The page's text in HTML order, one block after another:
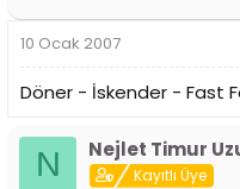
10 Ocak 2007
Döner - İskender - Fast
N Nejlet Timur
Kayıtlı Üye